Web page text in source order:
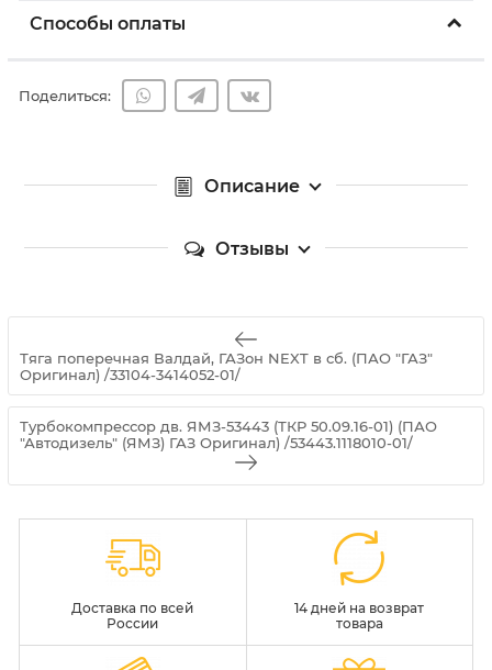
Способы оплаты
Поделиться:
Описание
Отзывы
Тяга поперечная Валдай, ГАЗон NEXT в сб. (ПАО "ГАЗ"
Оригинал) /33104-3414052-01/
Турбокомпрессор дв. ЯМЗ-53443 (ТКР 50.09.16-01) (ПАО
"Автодизель" (ЯМЗ) ГАЗ Оригинал) /53443.1118010-01/
Доставка по всей
России
14 дней на возврат
товара